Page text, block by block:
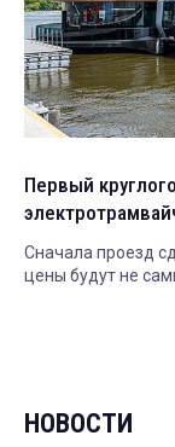
Первый
Сначала проезд
цены будут не
НОВОСТИ